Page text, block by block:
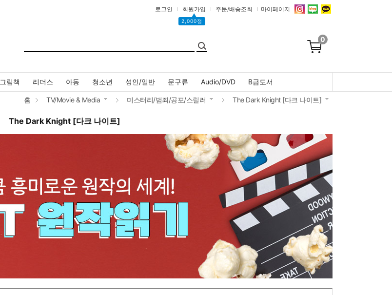
로그인 회원가입
▲
2,000점
주문/배송조회 마이페이지
0
그림책 리더스 아동 청소년 성인/일반 문구류 Audio/DVD B급도서
홈 TV/Movie & Media 미스터리/범죄/공포/스릴러 The Dark Knight [다크 나이트]
The Dark Knight [다크 나이트]